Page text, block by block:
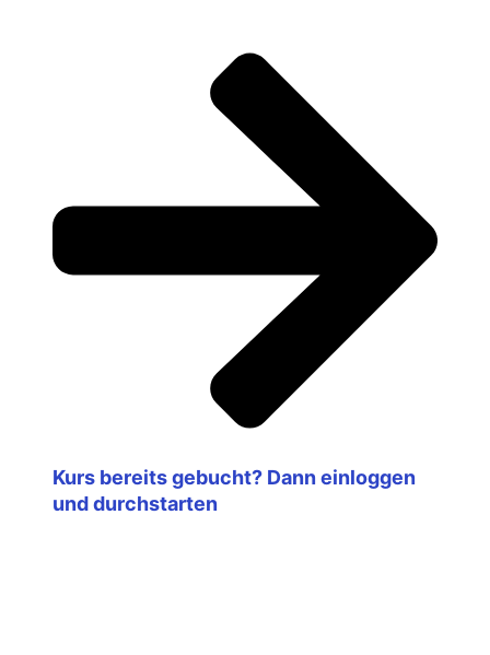
Kurs bereits gebucht? Dann einloggen
und durchstarten